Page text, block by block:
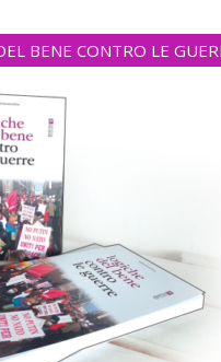
BENE CONTRO LE